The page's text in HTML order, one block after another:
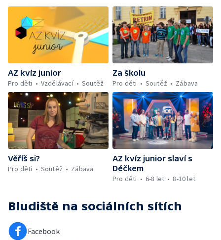
AZ kvíz junior
Pro děti
Vzdělávací Soutěž
Za školu
Pro děti
Soutěž Zábava
Věříš si?
Pro děti
Soutěž Zábava
AZ kvíz junior slaví s
Déčkem
Pro děti
6-8 let 8-10 let
Bludiště na sociálních sítích
Facebook